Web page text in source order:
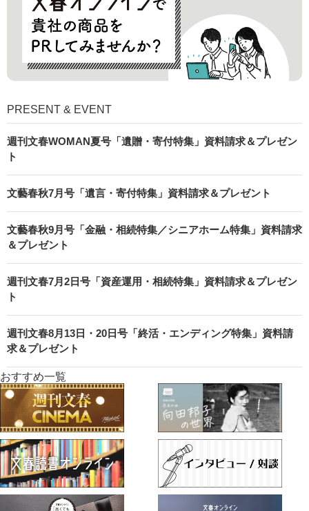
PRESENT & EVENT
週刊文春WOMAN夏号「遺贈・寄付特集」資料請求＆プレゼン
ト
文藝春秋7月号「遺言・寄付特集」資料請求＆プレゼント
文藝春秋9月号「金融・相続特集／シニアホーム特集」資料請求
＆プレゼント
週刊文春7月2日号「資産運用・相続特集」資料請求＆プレゼン
ト
週刊文春8月13日・20日号「終活・エンディング特集」資料請
求＆プレゼント
おすすめ一覧